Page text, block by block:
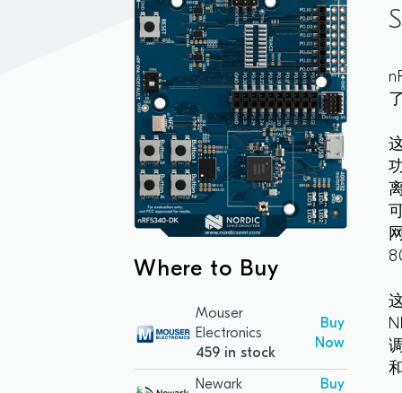
Where to Buy
Mouser
Electronics
459 in stock
Buy
Now
Newark
Buy